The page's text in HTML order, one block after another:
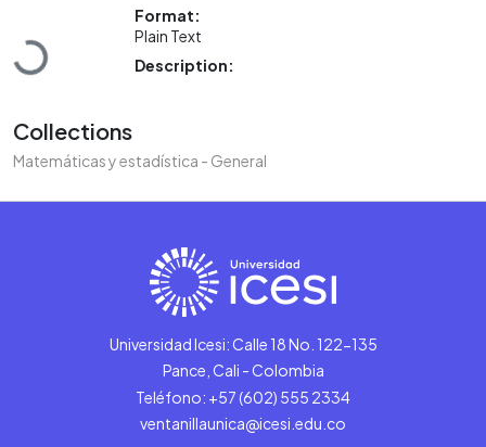
Loading...
Format:
Plain Text
Description:
Collections
Matemáticas y estadística - General
Universidad Icesi: Calle 18 No. 122-135
Pance, Cali - Colombia
Teléfono: +57 (602) 555 2334
ventanillaunica@icesi.edu.co